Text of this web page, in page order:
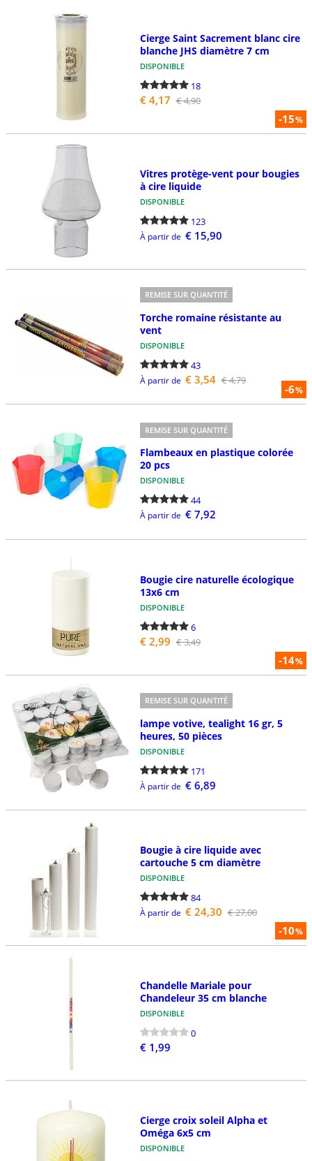
-15%
Cierge Saint Sacrement blanc cire
blanche JHS diamètre 7 cm
DISPONIBLE
18
€ 4,17 € 4,90
Vitres protège-vent pour bougies
à cire liquide
DISPONIBLE
123
À partir de € 15,90
-6%
REMISE SUR QUANTITÉ
Torche romaine résistante au
vent
DISPONIBLE
43
À partir de € 3,54 € 4,79
REMISE SUR QUANTITÉ
Flambeaux en plastique colorée
20 pcs
DISPONIBLE
44
À partir de € 7,92
-14%
Bougie cire naturelle écologique
13x6 cm
DISPONIBLE
6
€ 2,99 € 3,49
REMISE SUR QUANTITÉ
lampe votive, tealight 16 gr, 5
heures, 50 pièces
DISPONIBLE
171
À partir de € 6,89
-10%
Bougie à cire liquide avec
cartouche 5 cm diamètre
DISPONIBLE
84
À partir de € 24,30 € 27,00
Chandelle Mariale pour
Chandeleur 35 cm blanche
DISPONIBLE
0
€ 1,99
Cierge croix soleil Alpha et
Oméga 6x5 cm
DISPONIBLE